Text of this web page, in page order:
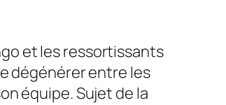
et les ressortissants
dégénérer entre les
équipe. Sujet de la